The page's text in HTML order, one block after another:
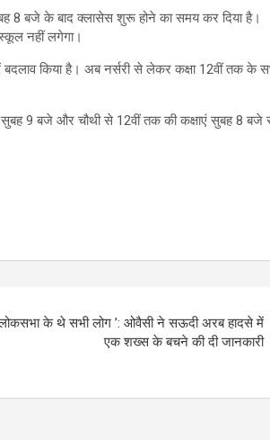
8 बजे के बाद क्लासेस शुरू होने का समय कर दिया है।
नहीं लगेगा।
किया है। अब नर्सरी से लेकर कक्षा 12वीं तक के
सुबह 9 बजे और चौथी से 12वीं तक की कक्षाएं सुबह 8 बजे
लोकसभा के थे सभी लोग ’: ओवैसी ने सऊदी अरब हादसे में
एक शख्स के बचने की दी जानकारी